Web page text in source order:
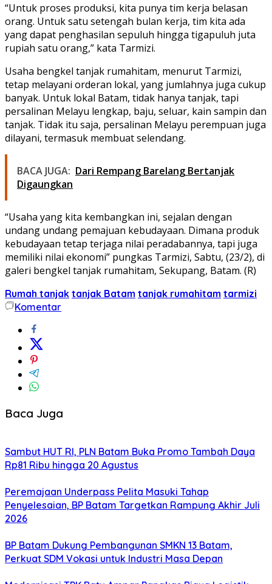
“Untuk proses produksi, kita punya tim kerja belasan
orang. Untuk satu setengah bulan kerja, tim kita ada
yang dapat penghasilan sepuluh hingga tigapuluh juta
rupiah satu orang,” kata Tarmizi.
Usaha bengkel tanjak rumahitam, menurut Tarmizi,
tetap melayani orderan lokal, yang jumlahnya juga cukup
banyak. Untuk lokal Batam, tidak hanya tanjak, tapi
persalinan Melayu lengkap, baju, seluar, kain sampin dan
tanjak. Tidak itu saja, persalinan Melayu perempuan juga
dilayani, termasuk membuat selendang.
BACA JUGA: Dari Rempang Barelang Bertanjak
Digaungkan
“Usaha yang kita kembangkan ini, sejalan dengan
undang undang pemajuan kebudayaan. Dimana produk
kebudayaan tetap terjaga nilai peradabannya, tapi juga
memiliki nilai ekonomi” pungkas Tarmizi, Sabtu, (23/2), di
galeri bengkel tanjak rumahitam, Sekupang, Batam. (R)
Rumah tanjak tanjak Batam tanjak rumahitam tarmizi
Komentar
Baca Juga
Sambut HUT RI, PLN Batam Buka Promo Tambah Daya
Rp81 Ribu hingga 20 Agustus
Peremajaan Underpass Pelita Masuki Tahap
Penyelesaian, BP Batam Targetkan Rampung Akhir Juli
2026
BP Batam Dukung Pembangunan SMKN 13 Batam,
Perkuat SDM Vokasi untuk Industri Masa Depan